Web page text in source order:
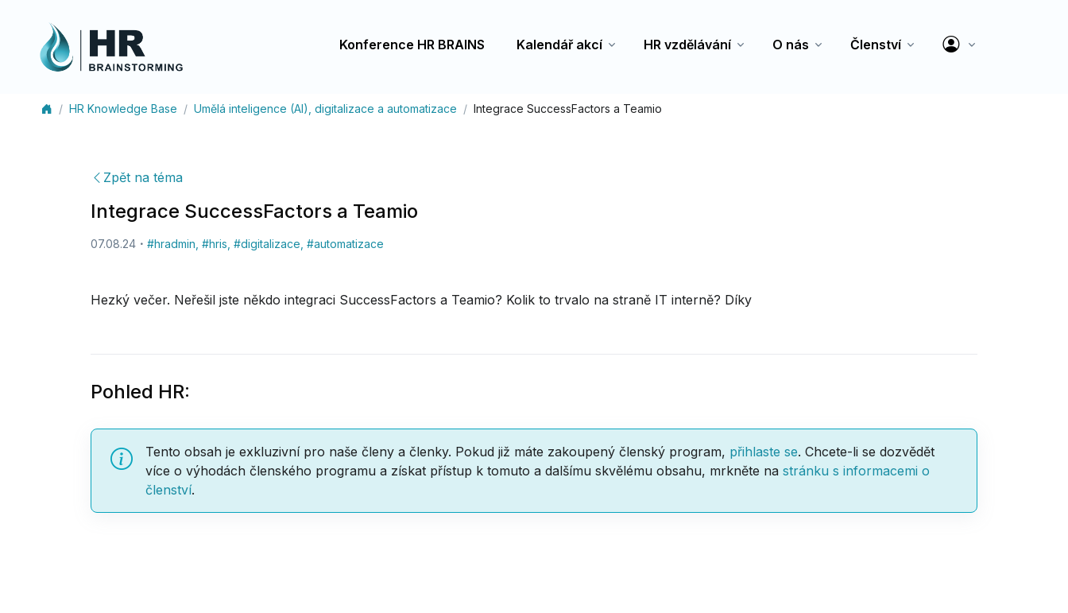
Konference HR BRAINS Kalendář akcí HR vzdělávání O nás Členství
HR Knowledge Base Umělá inteligence (AI), digitalizace a automatizace Integrace SuccessFactors a Teamio
Zpět na téma
Integrace SuccessFactors a Teamio
07.08.24 #hradmin #hris #digitalizace #automatizace
Hezký večer. Neřešil jste někdo integraci SuccessFactors a Teamio? Kolik to trvalo na straně IT interně? Díky
Pohled HR:
Tento obsah je exkluzivní pro naše členy a členky. Pokud již máte zakoupený členský program, přihlaste se. Chcete-li se dozvědět
více o výhodách členského programu a získat přístup k tomuto a dalšímu skvělému obsahu, mrkněte na stránku s informacemi o
členství.